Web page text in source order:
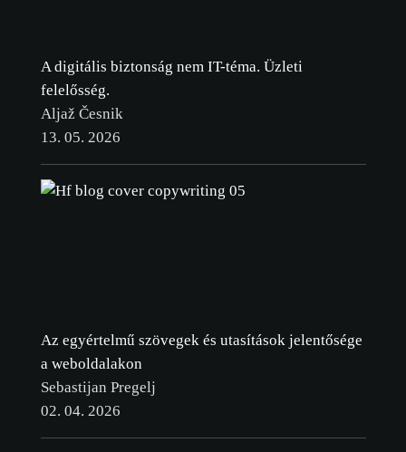
A digitális biztonság nem IT-téma. Üzleti
felelősség.
Aljaž Česnik
13. 05. 2026
Az egyértelmű szövegek és utasítások jelentősége
a weboldalakon
Sebastijan Pregelj
02. 04. 2026